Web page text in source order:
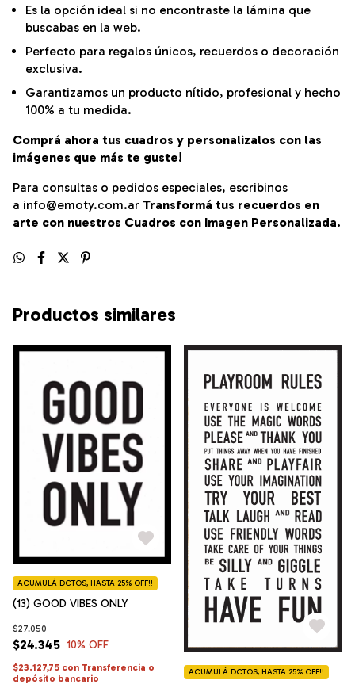
Es la opción ideal si no encontraste la lámina que
buscabas en la web.
Perfecto para regalos únicos, recuerdos o decoración
exclusiva.
Garantizamos un producto nítido, profesional y hecho
100% a tu medida.
Comprá ahora tus cuadros y personalizalos con las
imágenes que más te guste!
Para consultas o pedidos especiales, escribinos
a info@emoty.com.ar Transformá tus recuerdos en
arte con nuestros Cuadros con Imagen Personalizada.
Productos similares
(13) GOOD VIBES ONLY
$24.345
$27.050
10% OFF
ACUMULÁ DCTOS, HASTA 25% OFF!!
$23.127,75 con Transferencia o
depósito bancario
ACUMULÁ DCTOS, HASTA 25% OFF!!